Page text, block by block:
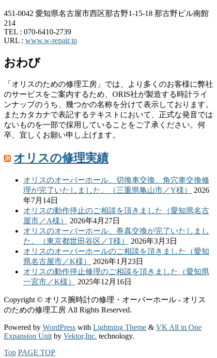
451-0042 愛知県名古屋市西区那古野1-15-18 那古野ビル南館
214
TEL : 070-6410-2739
URL : www.w-repair.jp
おわび
「オリスのための修理工房」では、より多くのお客様に弊社
のサービスをご案内するため、ORIS社が製造する時計ライ
ンナップのうち、幾つかの名称を分けて表示しております。
またカタカナで表記するテキストにおいて、正式な発音では
ないものを一部で採用していることをご了承ください。何
卒、宜しくお願い申し上げます。
オリスの修理実績
オリスのオーバーホール、切換車交換、角穴車交換修
理が完了いたしました。（三重県亀山市／Y様）
2026
年7月14日
オリスの動作停止のご相談を頂きました（愛知県名古
屋市／A様）
2026年4月27日
オリスのオーバーホール、巻真交換が完了いたしまし
た。（東京都世田谷区／T様）
2026年3月3日
オリスのオーバーホールのご相談を頂きました（愛知
県名古屋市／K様）
2026年1月23日
オリスの動作停止修理のご相談を頂きました（愛知県
一宮市／K様）
2025年12月16日
Copyright © オリス腕時計の修理・オーバーホール - オリス
のための修理工房 All Rights Reserved.
Powered by WordPress with Lightning Theme & VK All in One
Expansion Unit by Vektor,Inc. technology.
Top PAGE TOP